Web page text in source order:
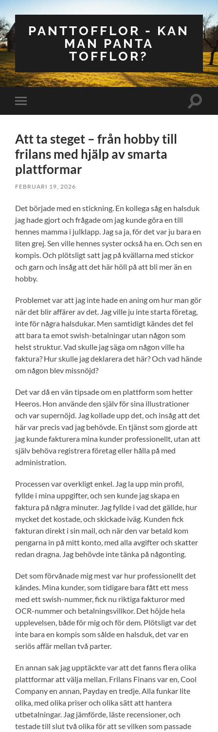
PANTTOFFLOR - KAN
MAN PANTA
TOFFLOR?
på/av
Slå
Att ta steget – från hobby till
frilans med hjälp av smarta
plattformar
FEBRUARI 19, 2026
Det började med en stickning. En kollega såg en halsduk
jag hade gjort och frågade om jag kunde göra en till
hennes mamma i julklapp. Jag sa ja, för det var ju bara en
liten grej. Sen ville hennes syster också ha en. Och sen en
kompis. Och plötsligt satt jag på kvällarna med stickor
och garn och insåg att det här höll på att bli mer än en
hobby.
Problemet var att jag inte hade en aning om hur man gör
när det blir affärer av det. Jag ville ju inte starta företag,
inte för några halsdukar. Men samtidigt kändes det fel
att bara ta emot swish-betalningar utan någon som
helst struktur. Vad skulle jag säga om någon ville ha
faktura? Hur skulle jag deklarera det här? Och vad hände
om någon blev missnöjd?
Det var då en vän tipsade om en plattform som hetter
Heeros. Hon använde den själv för sina illustrationer
och var supernöjd. Jag kollade upp det, och insåg att det
här var precis vad jag behövde. En tjänst som gjorde att
jag kunde fakturera mina kunder professionellt, utan att
själv behöva registrera företag eller hålla på med
administration.
Processen var overkligt enkel. Jag la upp min profil,
fyllde i mina uppgifter, och sen kunde jag skapa en
faktura på några minuter. Jag fyllde i vad det gällde, hur
mycket det kostade, och skickade iväg. Kunden fick
fakturan direkt i sin mail, och när den var betald kom
pengarna in på mitt konto, med alla avgifter och skatter
redan dragna. Jag behövde inte tänka på någonting.
Det som förvånade mig mest var hur professionellt det
kändes. Mina kunder, som tidigare bara fått ett mess
med ett swish-nummer, fick nu riktiga fakturor med
OCR-nummer och betalningsvillkor. Det höjde hela
upplevelsen, både för mig och för dem. Plötsligt var det
inte bara en kompis som sålde en halsduk, det var en
seriös affär mellan två parter.
En annan sak jag upptäckte var att det fanns flera olika
plattformar att välja mellan. Frilans Finans var en, Cool
Company en annan, Payday en tredje. Alla funkar lite
olika, med olika priser och olika sätt att hantera
utbetalningar. Jag jämförde, läste recensioner, och
testade till slut två olika för att se vilken som passade